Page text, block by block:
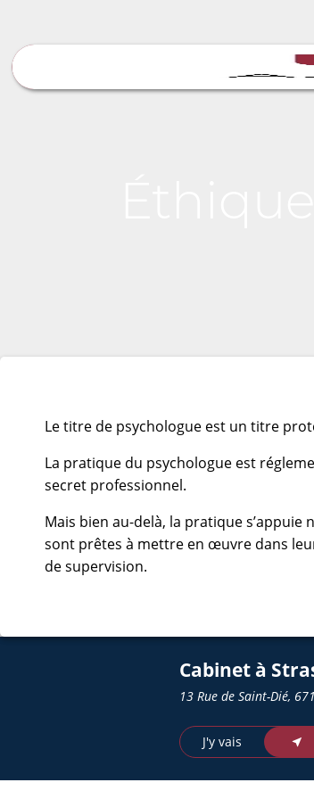
Le titre de psychologue est un titre
La pratique du psychologue est
secret professionnel.
Mais bien au-delà, la pratique
sont prêtes à mettre en œuvre dans
de supervision.
Cabinet à
13 Rue de Saint-Dié,
J'y vais